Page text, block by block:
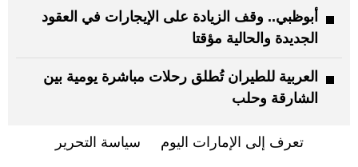
أبوظبي.. وقف الزيادة على الإيجارات في العقود
الجديدة والحالية مؤقتا
العربية للطيران تُطلق رحلات مباشرة يومية بين
الشارقة وحلب
تعرف إلى الإمارات اليوم سياسة التحرير